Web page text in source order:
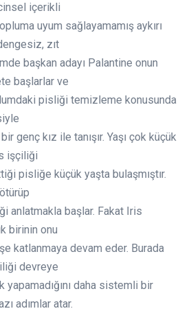
içerikli
uyum sağlayamamış aykırı
zıt
başkan adayı Palantine onun
başlarlar ve
pisliği temizleme konusunda
genç kız ile tanışır. Yaşı çok küçük
işçiliği
pisliğe küçük yaşta bulaşmıştır.
anlatmakla başlar. Fakat Iris
birinin onu
katlanmaya devam eder. Burada
devreye
yapamadığını daha sistemli bir
adımlar atar.